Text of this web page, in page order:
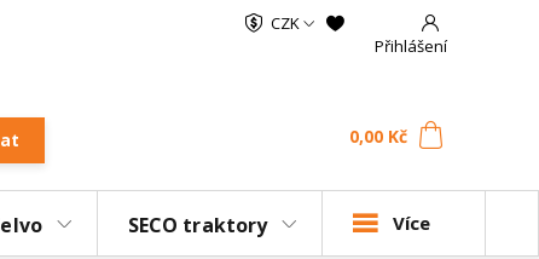
CZK
Přihlášení
0,00 Kč
SECO traktory Více